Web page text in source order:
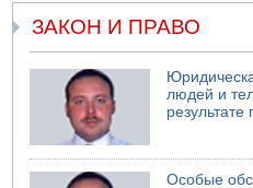
ЗАКОН И ПРАВО
людей и
Особые